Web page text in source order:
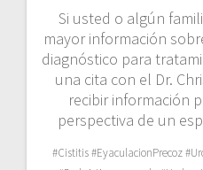
Si usted o algún
mayor información
diagnóstico para
una cita con el Dr.
recibir información
perspectiva de un
#Cistitis #EyaculacionPrecoz